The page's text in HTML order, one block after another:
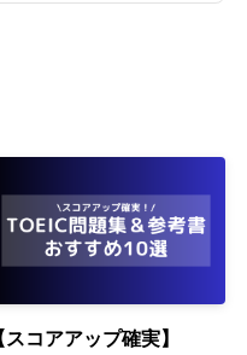
スコアアップ確実】